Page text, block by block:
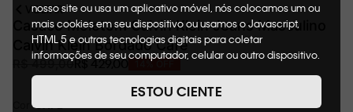
nosso site ou usa um aplicativo móvel, nós colocamos um ou
mais cookies em seu dispositivo ou usamos o Javascript,
HTML 5 e outras tecnologias digitais para coletar
informações de seu computador, celular ou outro dispositivo.
de cookies, informaremos quais cookies usaremos e quais
suas funções. A forma como processamos os dados
ESTOU CIENTE
VOLTAR
Casaco Moletom Calvin Klein Jeans Masculino
Calvin Klein Bordado Cafe
499,00R$ 429,00 14%
CorCAFE